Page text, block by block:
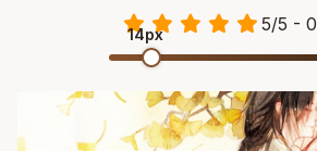
5/5 - 0
14px